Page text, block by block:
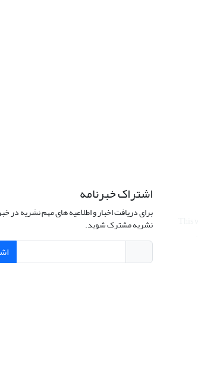
اشتراک خبرنامه
برای دریافت اخبار و اطلاعیه های مهم نشریه در
نشریه مشترک شوید.